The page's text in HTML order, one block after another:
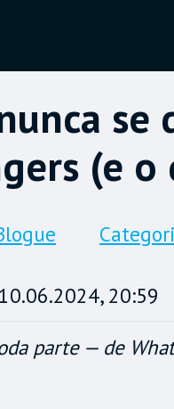
se
(e
10.06.2024, 20:59
parte — de